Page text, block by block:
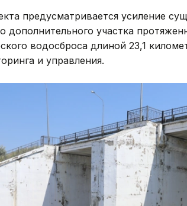
предусматривается усиление
дополнительного участка
водосброса длиной 23,1
и управления.